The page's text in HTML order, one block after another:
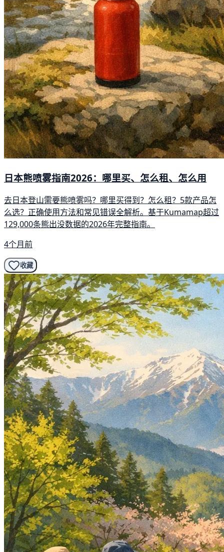
日本熊喷雾指南2026：哪里买、怎么租、怎么用
去日本登山需要熊喷雾吗？哪里买得到？怎么租？5款产品怎
么选？正确使用方法和常见错误全解析。基于Kumamap超过
129,000条熊出没数据的2026年完整指南。
4个月前
收藏